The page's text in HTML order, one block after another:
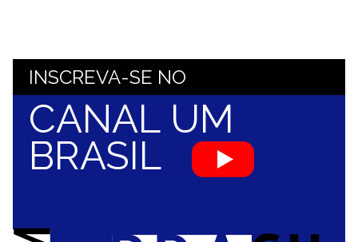
INSCREVA-SE NO
CANAL UM
BRASIL